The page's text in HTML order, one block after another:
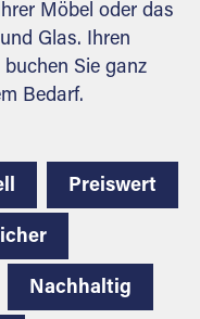
Möbel oder das
Glas. Ihren
Sie ganz
Bedarf.
Preiswert
Nachhaltig